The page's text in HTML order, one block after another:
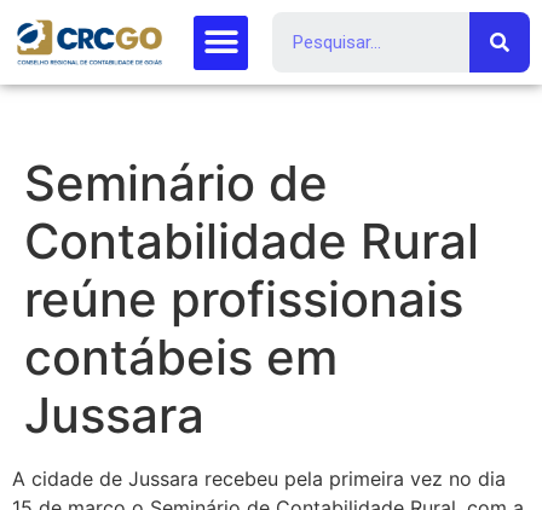
Seminário de
Contabilidade Rural
reúne profissionais
contábeis em
Jussara
A cidade de Jussara recebeu pela primeira vez no dia